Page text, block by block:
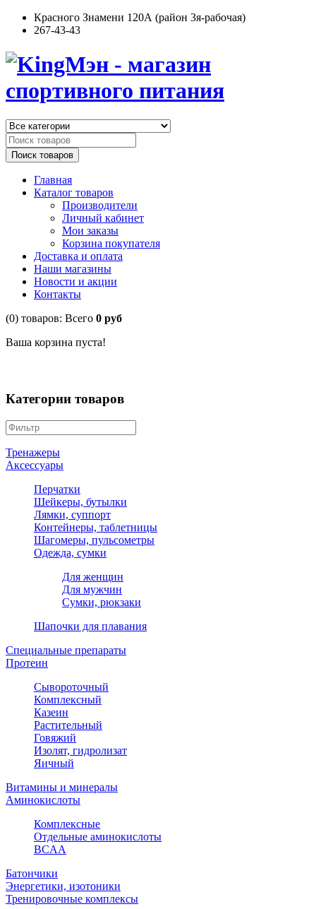
Красного Знамени 120А (район 3я-рабочая)
267-43-43
Поиск товаров
Главная
Каталог товаров
Производители
Личный кабинет
Мои заказы
Корзина покупателя
Доставка и оплата
Наши магазины
Новости и акции
Контакты
(0) товаров: Всего 0 руб
Ваша корзина пуста!
Категории товаров
Тренажеры
Аксессуары
Перчатки
Шейкеры, бутылки
Лямки, суппорт
Контейнеры, таблетницы
Шагомеры, пульсометры
Одежда, сумки
Для женщин
Для мужчин
Сумки, рюкзаки
Шапочки для плавания
Специальные препараты
Протеин
Сывороточный
Комплексный
Казеин
Растительный
Говяжий
Изолят, гидролизат
Яичный
Витамины и минералы
Аминокислоты
Комплексные
Отдельные аминокислоты
BCAA
Батончики
Энергетики, изотоники
Тренировочные комплексы